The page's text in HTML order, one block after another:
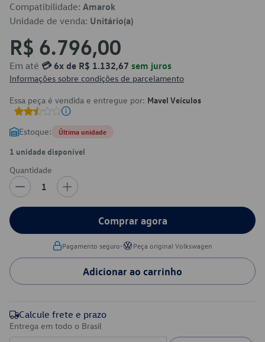
Compatibilidade: Amarok
Unidade de venda: Unitário(a)
R$ 6.796,00
Em até 💳 6x de R$ 1.132,67 sem juros
Informações sobre condições de parcelamento
Essa peça é vendida e entregue por: Mavel Veículos
Estoque: Última unidade
1 unidade disponível
Quantidade
1
Comprar agora
Pagamento seguro• Peça original Volkswagen
Adicionar ao carrinho
Calcule frete e prazo
Entrega em todo o Brasil